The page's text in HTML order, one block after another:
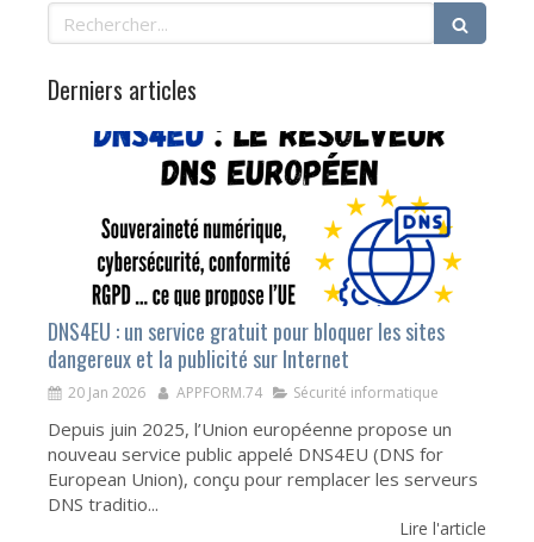
Rechercher
Derniers articles
DNS4EU : un service gratuit pour bloquer les sites
dangereux et la publicité sur Internet
20 Jan 2026 APPFORM.74 Sécurité informatique
Depuis juin 2025, l’Union européenne propose un
nouveau service public appelé DNS4EU (DNS for
European Union), conçu pour remplacer les serveurs
DNS traditio...
Lire l'article